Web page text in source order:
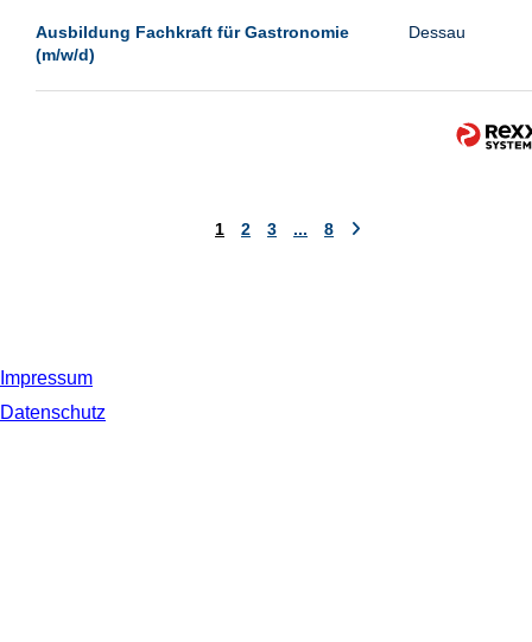
Ausbildung Fachkraft für Gastronomie
(m/w/d)
Dessau
1 2 3 ... 8
Impressum
Datenschutz